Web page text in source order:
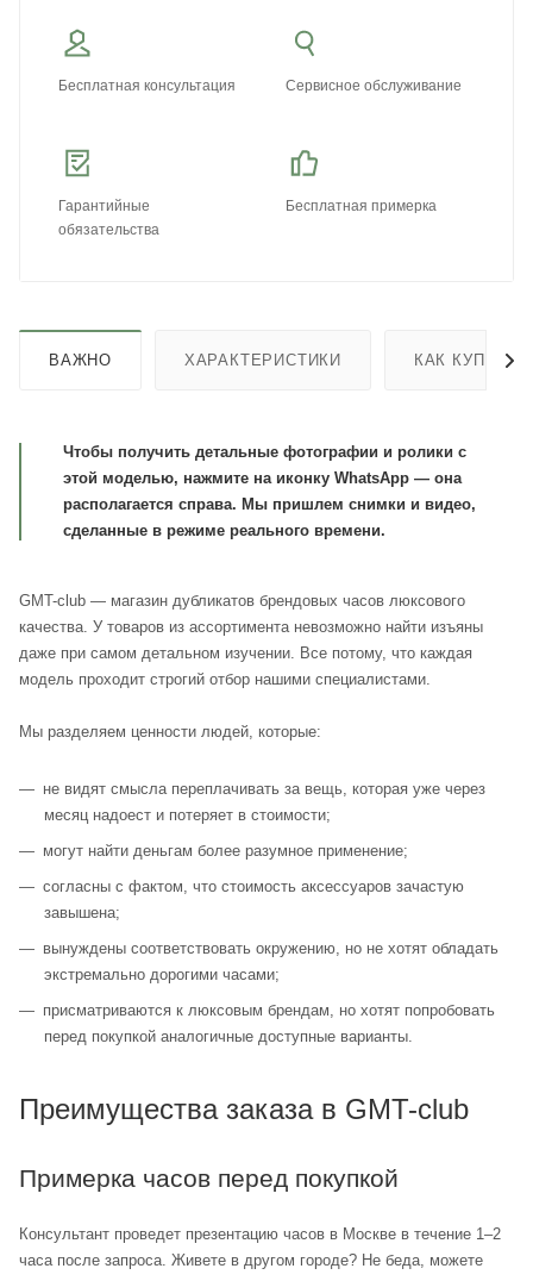
Бесплатная консультация Сервисное обслуживание
Гарантийные
обязательства
Бесплатная примерка
ВАЖНО ХАРАКТЕРИСТИКИ КАК КУПИТЬ
Чтобы получить детальные фотографии и ролики с
этой моделью, нажмите на иконку WhatsApp — она
располагается справа. Мы пришлем снимки и видео,
сделанные в режиме реального времени.
GMT-club — магазин дубликатов брендовых часов люксового
качества. У товаров из ассортимента невозможно найти изъяны
даже при самом детальном изучении. Все потому, что каждая
модель проходит строгий отбор нашими специалистами.
Мы разделяем ценности людей, которые:
не видят смысла переплачивать за вещь, которая уже через
месяц надоест и потеряет в стоимости;
могут найти деньгам более разумное применение;
согласны с фактом, что стоимость аксессуаров зачастую
завышена;
вынуждены соответствовать окружению, но не хотят обладать
экстремально дорогими часами;
присматриваются к люксовым брендам, но хотят попробовать
перед покупкой аналогичные доступные варианты.
Преимущества заказа в GMT-club
Примерка часов перед покупкой
Консультант проведет презентацию часов в Москве в течение 1–2
часа после запроса. Живете в другом городе? Не беда, можете